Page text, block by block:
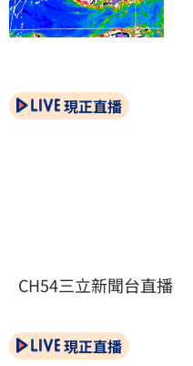
現正直播
CH54三立新聞台直播
現正直播